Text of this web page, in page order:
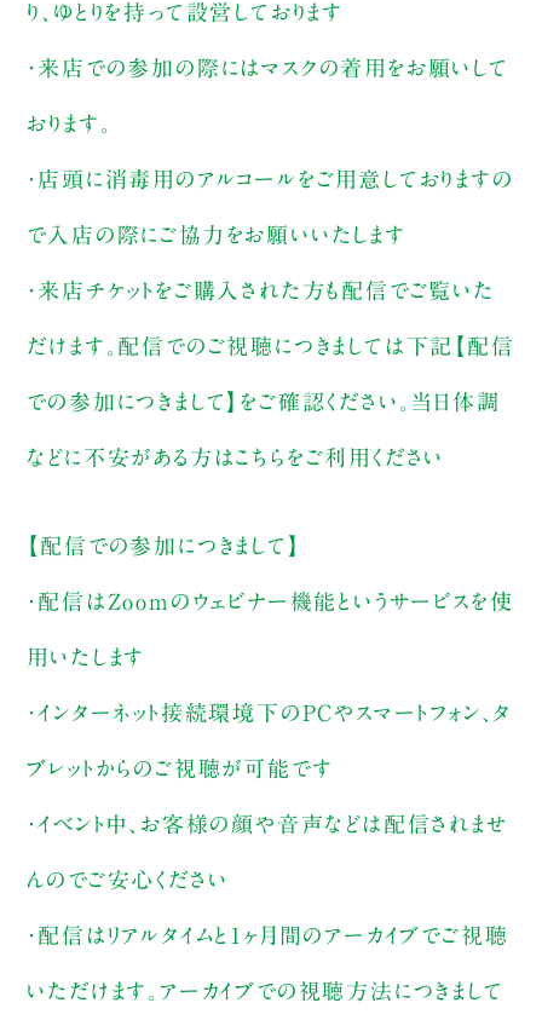
り、ゆとりを持って設営しております
・来店での参加の際にはマスクの着用をお願いして
おります。
・店頭に消毒用のアルコールをご用意しておりますの
で入店の際にご協力をお願いいたします
・来店チケットをご購入された方も配信でご覧いた
だけます。配信でのご視聴につきましては下記【配信
での参加につきまして】をご確認ください。当日体調
などに不安がある方はこちらをご利用ください
【配信での参加につきまして】
・配信はZoomのウェビナー機能というサービスを使
用いたします
・インターネット接続環境下のPCやスマートフォン、タ
ブレットからのご視聴が可能です
・イベント中、お客様の顔や音声などは配信されませ
んのでご安心ください
・配信はリアルタイムと1ヶ月間のアーカイブでご視聴
いただけます。アーカイブでの視聴方法につきまして